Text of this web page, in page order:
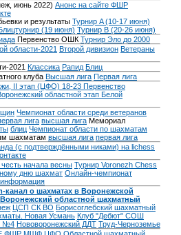
июнь 2022) Анонс на сайте ФШР
и результаты Турнир A (10-17 июня)
(19 июня) Турнир B (20-26 июня)
Первенство ОШК Турнир Эло до 2000
области-2021 Второй дивизион Ветераны
2021 Классика Рапид Блиц
клуба Высшая лига Первая лига
II этап (ЦФО) 18-23 Первенство
областной этап Белой
Чемпионат области среди ветеранов
лига высшая лига Мемориал
блиц Чемпионат области по шахматам
шахматам высшая лига первая лига
(с подтверждёнными никами) на lichess
начала весны Турнир Voronezh Chess
дню шахмат Онлайн-чемпионат
канал о шахматах в Воронежской
областной шахматный
ЦСП СК ВО Борисоглебский шахматный
Новая Усмань Клуб "Дебют" СОШ
№4 Нововоронежский ДДТ Труд-Черноземье